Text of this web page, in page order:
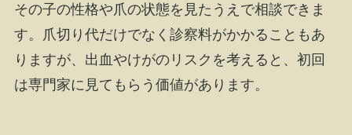
その子の性格や爪の状態を見たうえで相談できま
す。爪切り代だけでなく診察料がかかることもあ
りますが、出血やけがのリスクを考えると、初回
は専門家に見てもらう価値があります。